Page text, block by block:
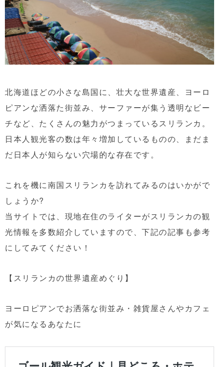
北海道ほどの小さな島国に、壮大な世界遺産、ヨーロ
ピアンな洒落た街並み、サーファーが集う透明なビー
チなど、たくさんの魅力がつまっているスリランカ。
日本人観光客の数は年々増加しているものの、まだま
だ日本人が知らない穴場的な存在です。
これを機に南国スリランカを訪れてみるのはいかがで
しょうか?
当サイトでは、現地在住のライターがスリランカの観
光情報を多数紹介していますので、下記の記事も参考
にしてみてください！
【スリランカの世界遺産めぐり】
ヨーロピアンでお洒落な街並み・雑貨屋さんやカフェ
が気になるあなたに